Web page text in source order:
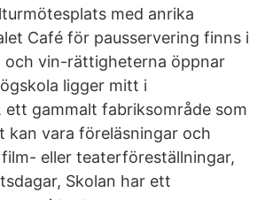
med anrika
Café för pausservering finns i
och vin-rättigheterna öppnar
ligger mitt i
ett gammalt fabriksområde som
kan vara föreläsningar och
eller teaterföreställningar,
Skolan har ett